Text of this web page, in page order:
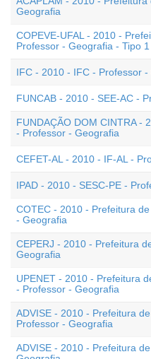
Geografia
COPEVE-UFAL - 2010 -
Professor - Geografia - Tipo 1
IFC - 2010 - IFC - Professor -
FUNCAB - 2010 - SEE-AC -
FUNDAÇÃO DOM CINTRA -
- Professor - Geografia
CEFET-AL - 2010 - IF-AL -
IPAD - 2010 - SESC-PE -
COTEC - 2010 - Prefeitura
- Geografia
CEPERJ - 2010 - Prefeitura
Geografia
UPENET - 2010 - Prefeitura
- Professor - Geografia
ADVISE - 2010 - Prefeitura
Professor - Geografia
ADVISE - 2010 - Prefeitura